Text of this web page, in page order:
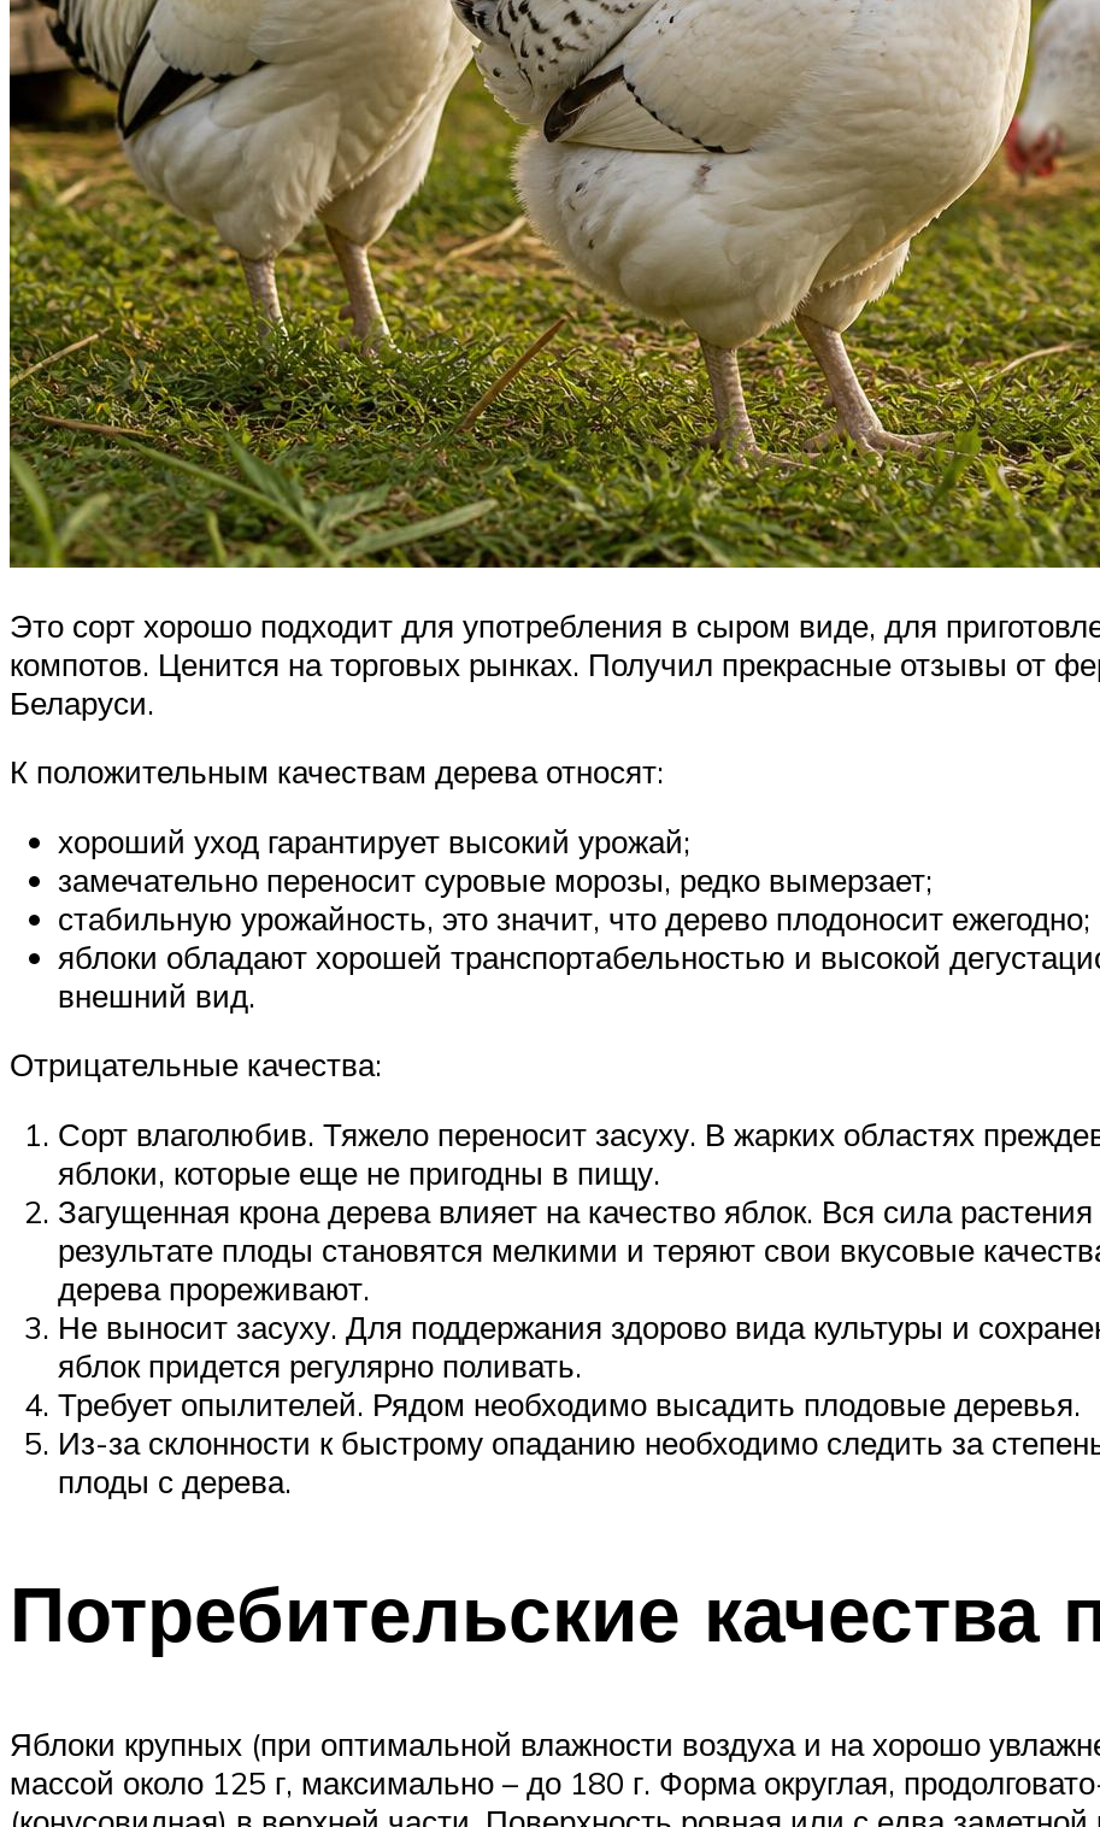
Это сорт хорошо подходит для употребления в сыром виде, для
компотов. Ценится на торговых рынках. Получил прекрасные отзывы от
Беларуси.
К положительным качествам дерева относят:
хороший уход гарантирует высокий урожай;
замечательно переносит суровые морозы, редко вымерзает;
стабильную урожайность, это значит, что дерево плодоносит ежегодно;
яблоки обладают хорошей транспортабельностью и высокой
внешний вид.
Отрицательные качества:
Сорт влаголюбив. Тяжело переносит засуху. В жарких областях
яблоки, которые еще не пригодны в пищу.
Загущенная крона дерева влияет на качество яблок. Вся сила
результате плоды становятся мелкими и теряют свои вкусовые
дерева прореживают.
Не выносит засуху. Для поддержания здорово вида культуры и
яблок придется регулярно поливать.
Требует опылителей. Рядом необходимо высадить плодовые деревья.
Из-за склонности к быстрому опаданию необходимо следить за
плоды с дерева.
Потребительские качества
Яблоки крупных (при оптимальной влажности воздуха и на хорошо
массой около 125 г, максимально – до 180 г. Форма округлая,